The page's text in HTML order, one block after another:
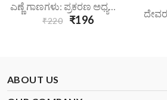
ಎಣ್ಣೆ ಗಾಣಗಳು: ಪ್ರಕರಣ ಅಧ್ಯಯನ | Enne Gaanagalu Prakarana Adhyayana
₹220 ₹196
ABOUT US